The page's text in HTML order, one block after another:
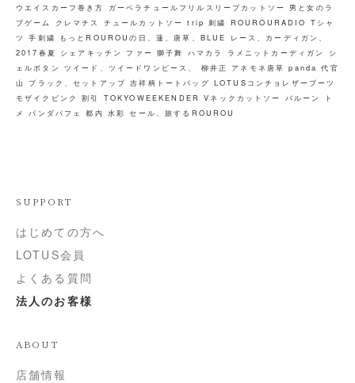
ウエイスカーフ巻き方
ガーベラチュールフリルスリーブカットソー 男と女のラ
ブゲーム
クレマチス チュールカットソー trip 刺繍 ROUROURADIO Tシャ
ツ 手刺繍 もっとROUROUの日、蓮、唐草、BLUE
レース、カーディガン、
2017春夏 シェアキッチン ファー 獅子舞 ハマカラ ラメニットカーディガン
シ
ェルボタン ツイード、ツイードワンピース、 柳井正 アネモネ唐草 panda 代官
山
ブラック、セットアップ 吉祥柄トートバッグ LOTUSコンチョレザーブーツ
モザイクピンク 割引 TOKYOWEEKENDER Vネックカットソー バルーン
ト
メ
パンダパフェ 都内 水彩 セール、旅するROUROU
SUPPORT
はじめての方へ
LOTUS会員
よくある質問
法人のお客様
ABOUT
店舗情報